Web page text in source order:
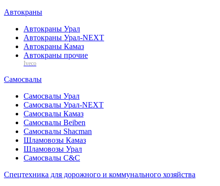
Автокраны
Автокраны Урал
Автокраны Урал-NEXT
Автокраны Камаз
Автокраны прочие
Iveco
Самосвалы
Самосвалы Урал
Самосвалы Урал-NEXT
Самосвалы Камаз
Самосвалы Beiben
Самосвалы Shacman
Шламовозы Камаз
Шламовозы Урал
Самосвалы C&C
Спецтехника для дорожного и коммунального хозяйства